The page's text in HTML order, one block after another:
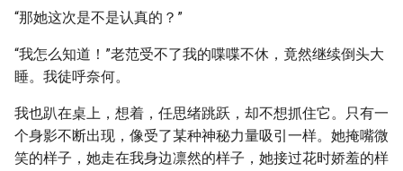
“那她这次是不是认真的？”
“我怎么知道！”老范受不了我的喋喋不休，竟然继续倒头大
睡。我徒呼奈何。
我也趴在桌上，想着，任思绪跳跃，却不想抓住它。只有一
个身影不断出现，像受了某种神秘力量吸引一样。她掩嘴微
笑的样子，她走在我身边凛然的样子，她接过花时娇羞的样